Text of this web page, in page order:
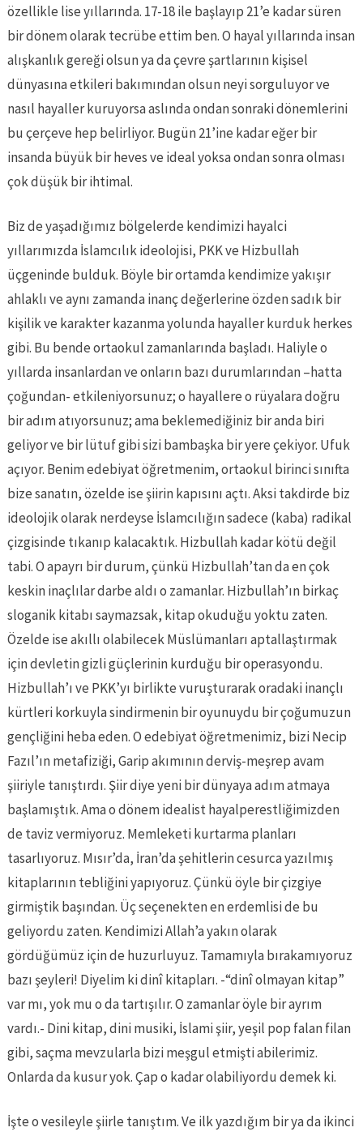
özellikle lise yıllarında. 17-18 ile başlayıp 21’e kadar süren
bir dönem olarak tecrübe ettim ben. O hayal yıllarında insan
alışkanlık gereği olsun ya da çevre şartlarının kişisel
dünyasına etkileri bakımından olsun neyi sorguluyor ve
nasıl hayaller kuruyorsa aslında ondan sonraki dönemlerini
bu çerçeve hep belirliyor. Bugün 21’ine kadar eğer bir
insanda büyük bir heves ve ideal yoksa ondan sonra olması
çok düşük bir ihtimal.
Biz de yaşadığımız bölgelerde kendimizi hayalci
yıllarımızda İslamcılık ideolojisi, PKK ve Hizbullah
üçgeninde bulduk. Böyle bir ortamda kendimize yakışır
ahlaklı ve aynı zamanda inanç değerlerine özden sadık bir
kişilik ve karakter kazanma yolunda hayaller kurduk herkes
gibi. Bu bende ortaokul zamanlarında başladı. Haliyle o
yıllarda insanlardan ve onların bazı durumlarından –hatta
çoğundan- etkileniyorsunuz; o hayallere o rüyalara doğru
bir adım atıyorsunuz; ama beklemediğiniz bir anda biri
geliyor ve bir lütuf gibi sizi bambaşka bir yere çekiyor. Ufuk
açıyor. Benim edebiyat öğretmenim, ortaokul birinci sınıfta
bize sanatın, özelde ise şiirin kapısını açtı. Aksi takdirde biz
ideolojik olarak nerdeyse İslamcılığın sadece (kaba) radikal
çizgisinde tıkanıp kalacaktık. Hizbullah kadar kötü değil
tabi. O apayrı bir durum, çünkü Hizbullah’tan da en çok
keskin inaçlılar darbe aldı o zamanlar. Hizbullah’ın birkaç
sloganik kitabı saymazsak, kitap okuduğu yoktu zaten.
Özelde ise akıllı olabilecek Müslümanları aptallaştırmak
için devletin gizli güçlerinin kurduğu bir operasyondu.
Hizbullah’ı ve PKK’yı birlikte vuruşturarak oradaki inançlı
kürtleri korkuyla sindirmenin bir oyunuydu bir çoğumuzun
gençliğini heba eden. O edebiyat öğretmenimiz, bizi Necip
Fazıl’ın metafiziği, Garip akımının derviş-meşrep avam
şiiriyle tanıştırdı. Şiir diye yeni bir dünyaya adım atmaya
başlamıştık. Ama o dönem idealist hayalperestliğimizden
de taviz vermiyoruz. Memleketi kurtarma planları
tasarlıyoruz. Mısır’da, İran’da şehitlerin cesurca yazılmış
kitaplarının tebliğini yapıyoruz. Çünkü öyle bir çizgiye
girmiştik başından. Üç seçenekten en erdemlisi de bu
geliyordu zaten. Kendimizi Allah’a yakın olarak
gördüğümüz için de huzurluyuz. Tamamıyla bırakamıyoruz
bazı şeyleri! Diyelim ki dinî kitapları. -“dinî olmayan kitap”
var mı, yok mu o da tartışılır. O zamanlar öyle bir ayrım
vardı.- Dini kitap, dini musiki, İslami şiir, yeşil pop falan filan
gibi, saçma mevzularla bizi meşgul etmişti abilerimiz.
Onlarda da kusur yok. Çap o kadar olabiliyordu demek ki.
İşte o vesileyle şiirle tanıştım. Ve ilk yazdığım bir ya da ikinci